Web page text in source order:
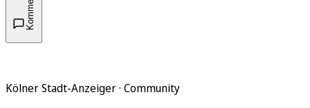
Kölner Stadt-Anzeiger · Community